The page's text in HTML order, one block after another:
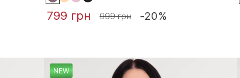
799 грн 999 грн -20%
NEW